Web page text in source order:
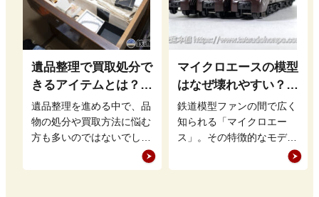
遺品整理で買取処分で
きるアイテムとは？鉄
道グッズを高く売るポ
イントも
遺品整理を進める中で、品
物の処分や買取方法に悩む
方も多いのではないでしょ
うか。特に、まだ価値のあ
る品物は適切に買取に出す
マイクロエースの模型
はなぜ壊れやすい？｜
特徴と対策を解説
鉄道模型ファンの間で広く
知られる「マイクロエー
ス」。その特徴的なモデル
展開や緻密なディテールが
魅力ですが、「壊れやす